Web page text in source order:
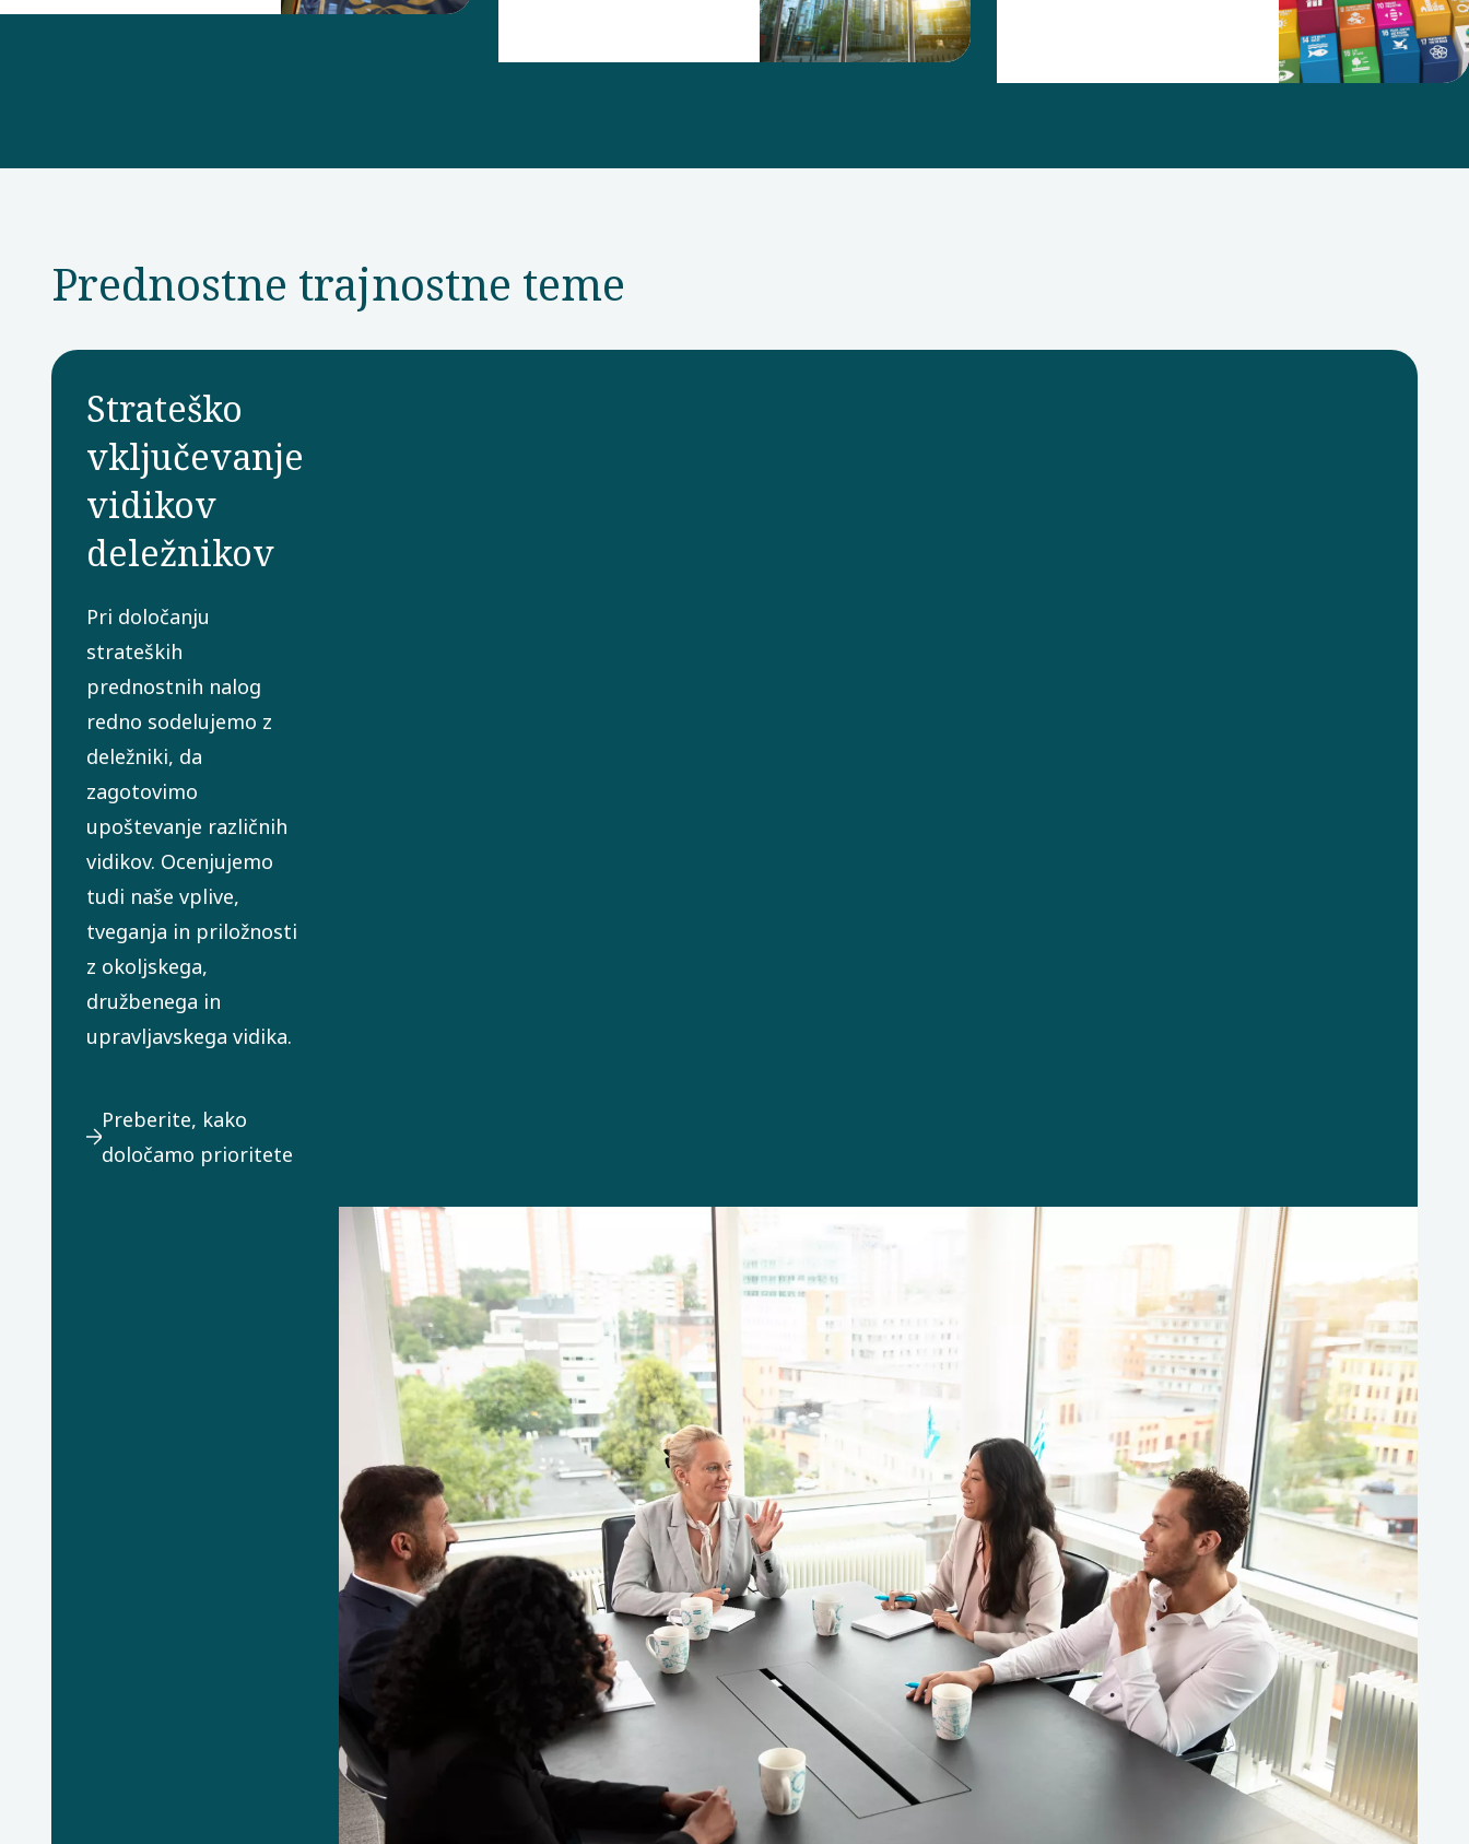
ciljev in neposredno
Prednostne trajnostne teme
Strateško
vključevanje
vidikov
deležnikov
Pri določanju
strateških
prednostnih nalog
redno sodelujemo z
deležniki, da
zagotovimo
upoštevanje različnih
vidikov. Ocenjujemo
tudi naše vplive,
tveganja in priložnosti
z okoljskega,
družbenega in
upravljavskega vidika.
Preberite, kako
določamo prioritete